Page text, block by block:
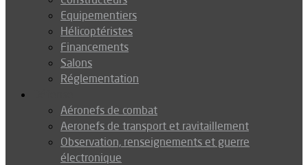
Equipementiers
Hélicoptéristes
Financements
Salons
Réglementation
Aéronefs de combat
Aeronefs de transport et ravitaillement
Observation, renseignements et guerre
électronique